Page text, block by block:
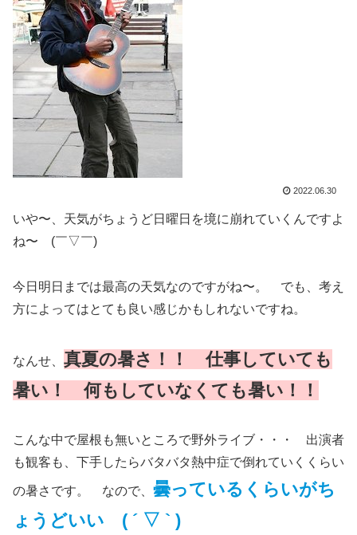
2022.06.30
いや〜、天気がちょうど日曜日を境に崩れていくんですよ
ね〜 (￣▽￣)
今日明日までは最高の天気なのですがね〜。 でも、考え
方によってはとても良い感じかもしれないですね。
なんせ、 真夏の暑さ！！ 仕事していても
暑い！ 何もしていなくても暑い！！
こんな中で屋根も無いところで野外ライブ・・・ 出演者
も観客も、下手したらバタバタ熱中症で倒れていくくらい
の暑さです。 なので、 曇っているくらいがち
ょうどいい ( ´ ▽ ` )